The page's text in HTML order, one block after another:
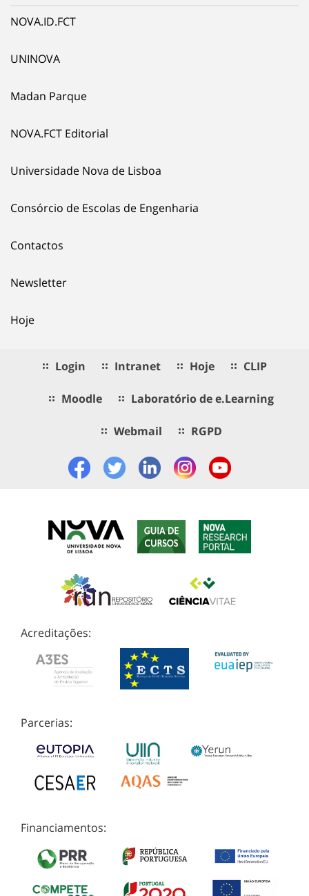
NOVA.ID.FCT
UNINOVA
Madan Parque
NOVA.FCT Editorial
Universidade Nova de Lisboa
Consórcio de Escolas de Engenharia
Contactos
Newsletter
Hoje
Login Intranet Hoje CLIP
Moodle Laboratório de e.Learning
Webmail RGPD
Acreditações:
Parcerias:
Financiamentos: